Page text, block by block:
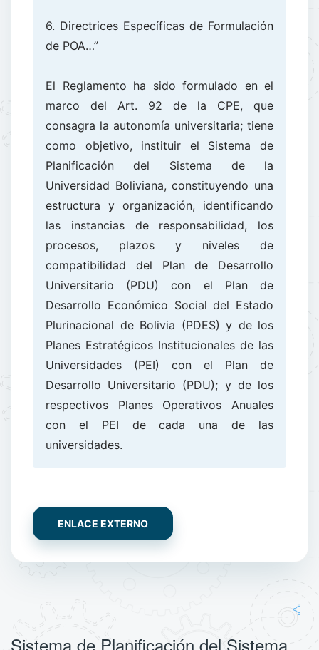
6. Directrices Específicas de Formulación
de POA…”
El Reglamento ha sido formulado en el
marco del Art. 92 de la CPE, que
consagra la autonomía universitaria; tiene
como objetivo, instituir el Sistema de
Planificación del Sistema de la
Universidad Boliviana, constituyendo una
estructura y organización, identificando
las instancias de responsabilidad, los
procesos, plazos y niveles de
compatibilidad del Plan de Desarrollo
Universitario (PDU) con el Plan de
Desarrollo Económico Social del Estado
Plurinacional de Bolivia (PDES) y de los
Planes Estratégicos Institucionales de las
Universidades (PEI) con el Plan de
Desarrollo Universitario (PDU); y de los
respectivos Planes Operativos Anuales
con el PEI de cada una de las
universidades.
ENLACE EXTERNO
Sistema de Planificación del Sistema